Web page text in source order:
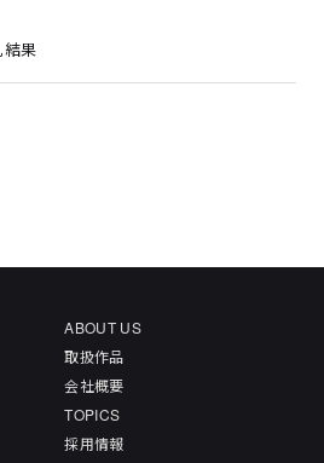
果
ABOUT US
取扱作品
会社概要
TOPICS
採用情報